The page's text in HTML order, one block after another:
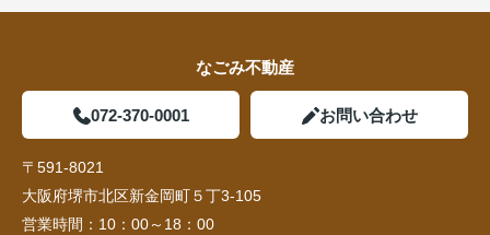
なごみ不動産
072-370-0001 お問い合わせ
〒591-8021
大阪府堺市北区新金岡町５丁3-105
営業時間： 10：00～18：00